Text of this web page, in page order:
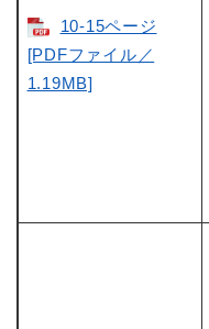
10-15ページ
[PDFファイル／
1.19MB]